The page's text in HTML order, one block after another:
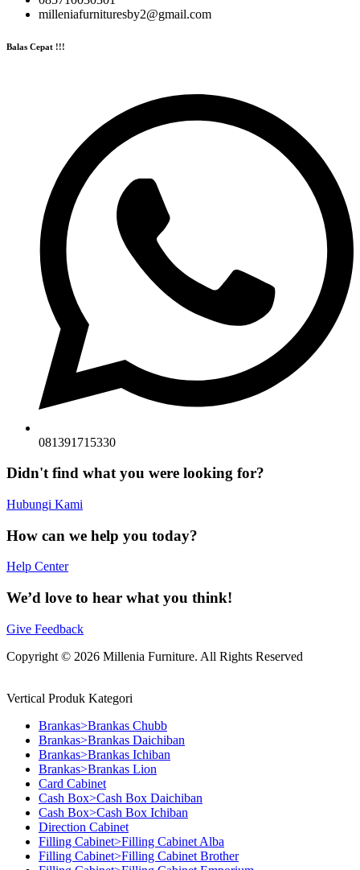
milleniafurnituresby2@gmail.com
Balas Cepat !!!
081391715330
Didn't find what you were looking for?
Hubungi Kami
How can we help you today?
Help Center
We’d love to hear what you think!
Give Feedback
Copyright © 2026 Millenia Furniture. All Rights Reserved
Vertical Produk Kategori
Brankas>Brankas Chubb
Brankas>Brankas Daichiban
Brankas>Brankas Ichiban
Brankas>Brankas Lion
Card Cabinet
Cash Box>Cash Box Daichiban
Cash Box>Cash Box Ichiban
Direction Cabinet
Filling Cabinet>Filling Cabinet Alba
Filling Cabinet>Filling Cabinet Brother